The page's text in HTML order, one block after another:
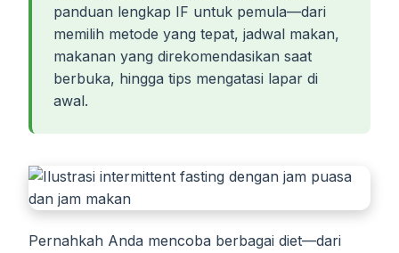
panduan lengkap IF untuk pemula—dari
memilih metode yang tepat, jadwal makan,
makanan yang direkomendasikan saat
berbuka, hingga tips mengatasi lapar di
awal.
Pernahkah Anda mencoba berbagai diet—dari